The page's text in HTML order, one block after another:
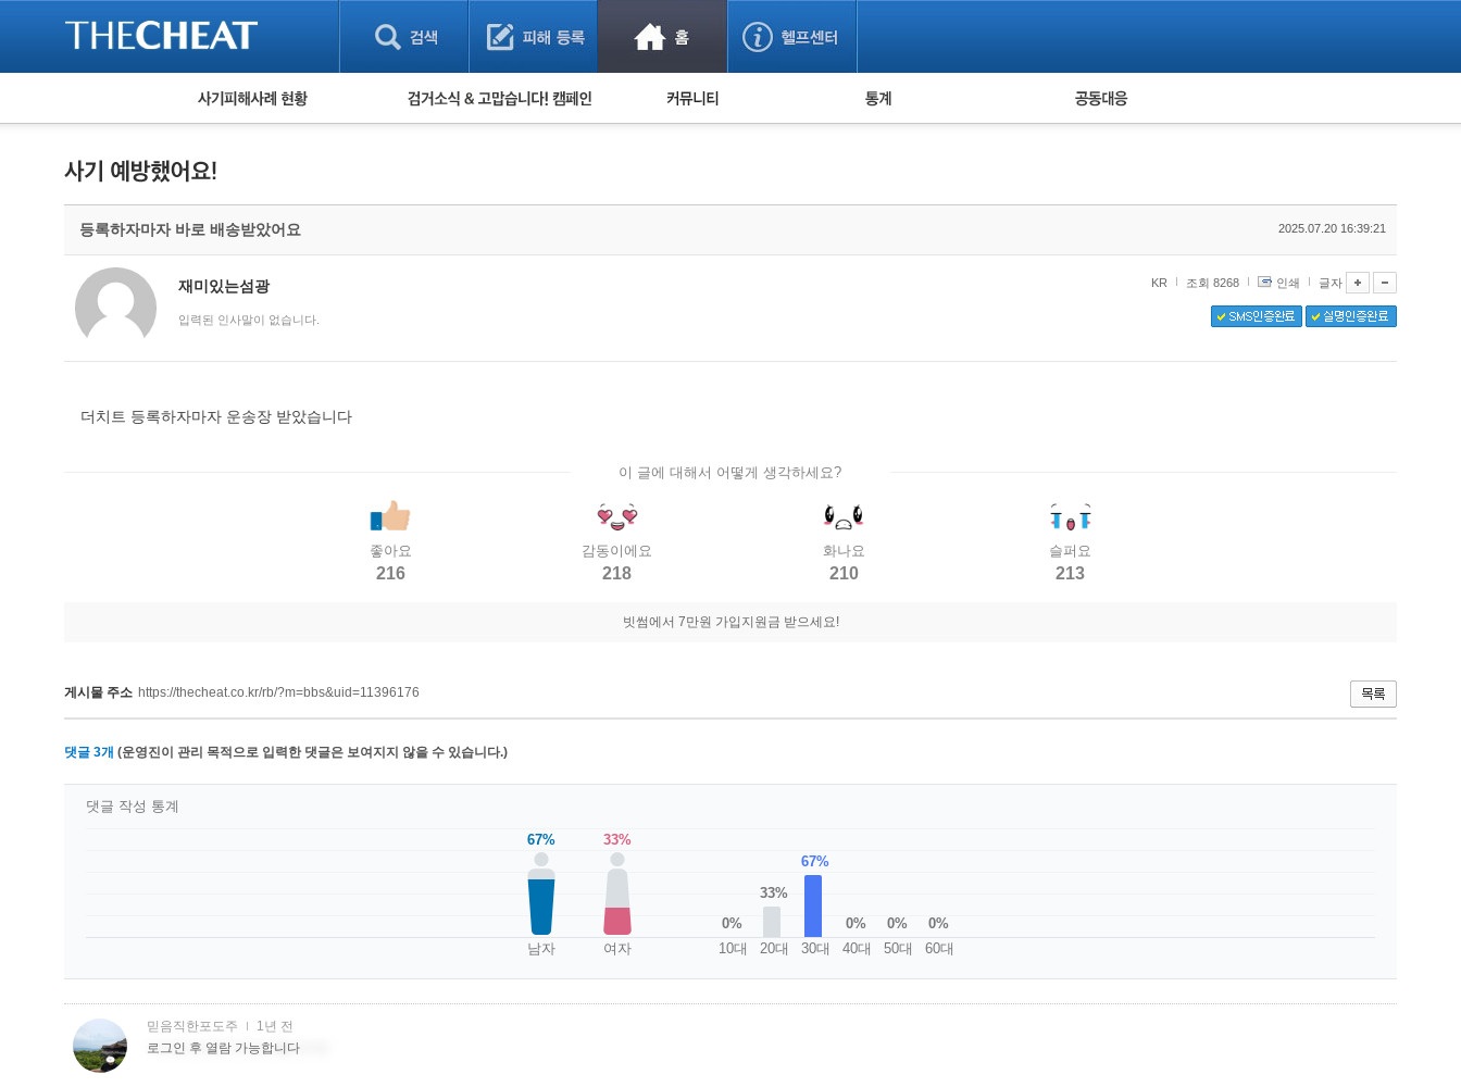
피해사례 현황
게임 · 비실물 피해사례
보이스피싱 피해사례
유해사이트 목록
비공개 피해사례
워킹홀리데이 피해사례
검거 소식 사기 예방했어요! 누적 피해사례 통계 피해자 공동대응
등록하자마자 바로 배송받았어요 2025.07.20 16:39:21
재미있는섬광
입력된 인사말이 없습니다.
KR 조회 8268 인쇄 글자
더치트 등록하자마자 운송장 받았습니다
이 글에 대해서 어떻게 생각하세요?
좋아요
216
감동이에요
218
화나요
210
슬퍼요
213
빗썸에서 7만원 가입지원금 받으세요!
게시물 주소 https://thecheat.co.kr/rb/?m=bbs&uid=11396176
댓글 3개 (운영진이 관리 목적으로 입력한 댓글은 보여지지 않을 수 있습니다.)
67%
남자
33%
여자
0%
10대
33%
20대
67%
30대
0%
40대
0%
50대
0%
60대
댓글 작성 통계